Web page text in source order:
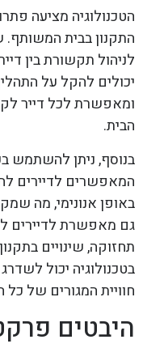
הטכנולוגיה מציעה
התקנון בבית המשותף.
לניהול תקשורת בין
יכולים להקל על
ומאפשרת לכל דייר
הבית.
בנוסף, ניתן להשתמש
המאפשרים לדיירים
באופן אנונימי, מה
גם מאפשרת לדיירים
תחזוקה, שינויים
בטכנולוגיה יכול
חוויית המגורים של כל
היבטים